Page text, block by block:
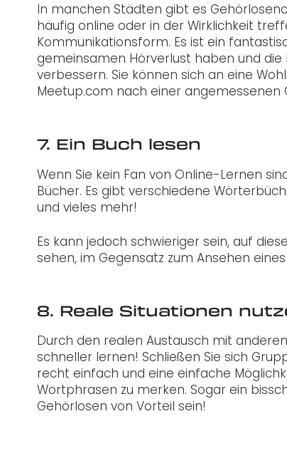
In manchen Städten gibt es
häufig online oder in der Wirklichkeit
Kommunikationsform. Es ist ein
gemeinsamen Hörverlust haben und
verbessern. Sie können sich an eine
Meetup.com nach einer angemessenen
7. Ein Buch lesen
Wenn Sie kein Fan von Online-Lernen
Bücher. Es gibt verschiedene
und vieles mehr!
Es kann jedoch schwieriger sein, auf
sehen, im Gegensatz zum Ansehen
8. Reale Situationen
Durch den realen Austausch mit
schneller lernen! Schließen Sie sich
recht einfach und eine einfache
Wortphrasen zu merken. Sogar ein
Gehörlosen von Vorteil sein!